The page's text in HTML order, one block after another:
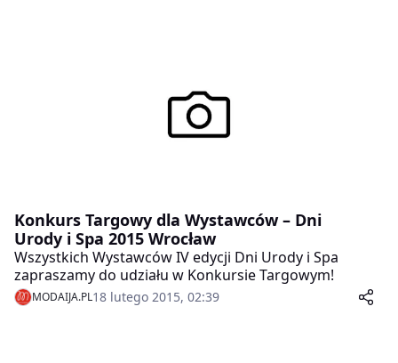
Konkurs Targowy dla Wystawców – Dni
Urody i Spa 2015 Wrocław
Wszystkich Wystawców IV edycji Dni Urody i Spa
zapraszamy do udziału w Konkursie Targowym!
MODAIJA.PL18 lutego 2015, 02:39